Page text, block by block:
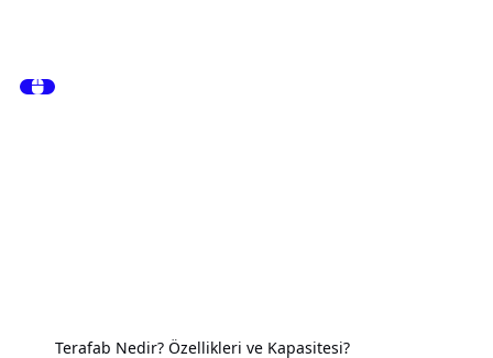
Terafab Nedir? Özellikleri ve Kapasitesi?